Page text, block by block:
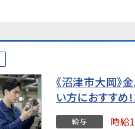
《沼津市大岡》
い方におすす
給与 時給